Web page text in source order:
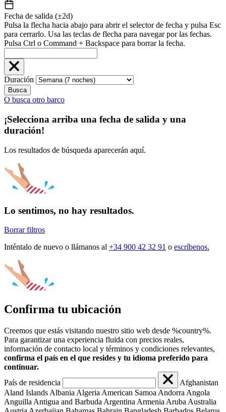
Fecha de salida (±2d)
Pulsa la flecha hacia abajo para abrir el selector de fecha y pulsa Esc
para cerrarlo. Usa las teclas de flecha para navegar por las fechas.
Pulsa Ctrl o Command + Backspace para borrar la fecha.
Duración
Busca
O busca otro barco
¡Selecciona arriba una fecha de salida y una
duración!
Los resultados de búsqueda aparecerán aquí.
Lo sentimos, no hay resultados.
Borrar filtros
Inténtalo de nuevo o llámanos al +34 900 42 32 91 o escríbenos.
Confirma tu ubicación
Creemos que estás visitando nuestro sitio web desde %country%.
Para garantizar una experiencia fluida con precios reales,
información de contacto local y términos y condiciones relevantes,
confirma el país en el que resides y tu idioma preferido para
continuar.
País de residencia
Afghanistan
Aland Islands Albania Algeria American Samoa Andorra Angola
Anguilla Antigua and Barbuda Argentina Armenia Aruba Australia